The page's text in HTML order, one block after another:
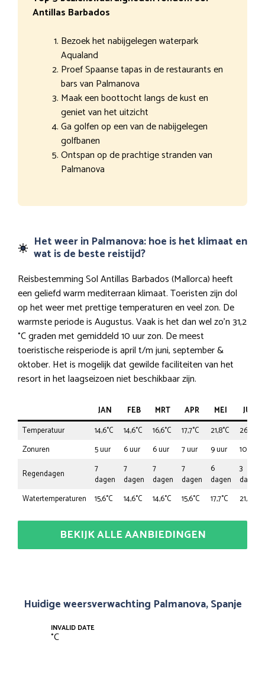
Antillas Barbados
Bezoek het nabijgelegen waterpark
Aqualand
Proef Spaanse tapas in de restaurants en
bars van Palmanova
Maak een boottocht langs de kust en
geniet van het uitzicht
Ga golfen op een van de nabijgelegen
golfbanen
Ontspan op de prachtige stranden van
Palmanova
Het weer in Palmanova: hoe is het klimaat en
wat is de beste reistijd?
Reisbestemming Sol Antillas Barbados (Mallorca) heeft
een geliefd warm mediterraan klimaat. Toeristen zijn dol
op het weer met prettige temperaturen en veel zon. De
warmste periode is Augustus. Vaak is het dan wel zo’n 31,2
°C graden met gemiddeld 10 uur zon. De meest
toeristische reisperiode is april t/m juni, september &
oktober. Het is mogelijk dat gewilde faciliteiten van het
resort in het laagseizoen niet beschikbaar zijn.
JAN FEB MRT APR MEI
JUN
Temperatuur
14,6°C 14,6°C 16,6°C 17,7°C 21,8°C
26,0°C
Zonuren
5 uur 6 uur 6 uur 7 uur 9 uur
10 uur
Regendagen
7
dagen
7
dagen
7
dagen
7
dagen
6
dagen
3
dagen
Watertemperaturen
15,6°C 14,6°C 14,6°C 15,6°C 17,7°C 21,8°C
BEKIJK ALLE AANBIEDINGEN
Huidige weersverwachting Palmanova, Spanje
INVALID DATE
°C